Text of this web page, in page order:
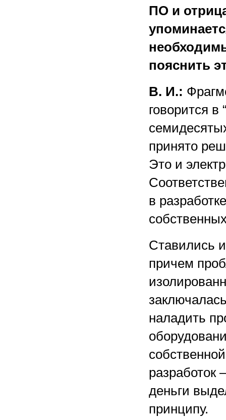
ПО и
пояснить
В. И.:
говорится
принято
Это и
в
Ставились
причем
наладить
разработок
деньги
принципу.